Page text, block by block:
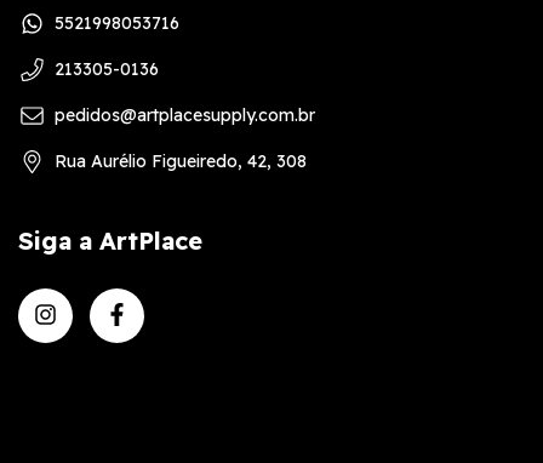
5521998053716
213305-0136
pedidos@artplacesupply.com.br
Rua Aurélio Figueiredo, 42, 308
Siga a ArtPlace